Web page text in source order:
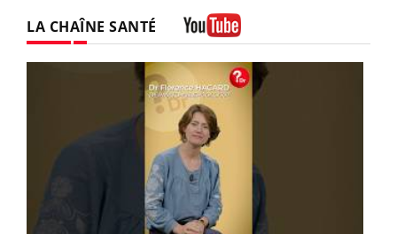
LA CHAÎNE SANTÉ